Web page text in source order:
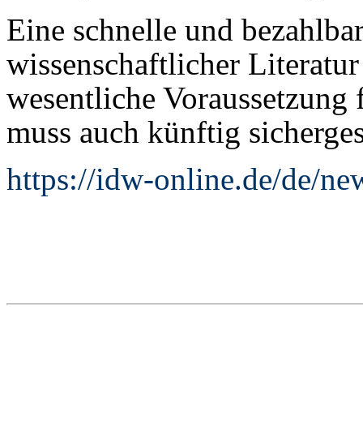
Eine schnelle und
wissenschaftlicher
wesentliche
muss auch künftig
https://idw-online.de/de/